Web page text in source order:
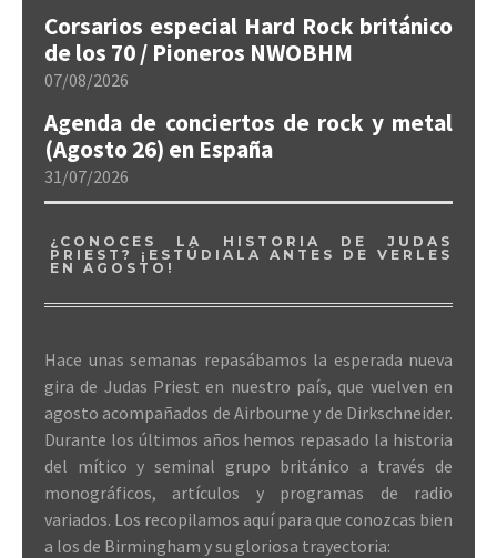
Corsarios especial Hard Rock británico
de los 70 / Pioneros NWOBHM
07/08/2026
Agenda de conciertos de rock y metal
(Agosto 26) en España
31/07/2026
¿CONOCES LA HISTORIA DE JUDAS
PRIEST? ¡ESTÚDIALA ANTES DE VERLES
EN AGOSTO!
Hace unas semanas repasábamos la esperada nueva
gira de Judas Priest en nuestro país, que vuelven en
agosto acompañados de Airbourne y de Dirkschneider.
Durante los últimos años hemos repasado la historia
del mítico y seminal grupo británico a través de
monográficos, artículos y programas de radio
variados. Los recopilamos aquí para que conozcas bien
a los de Birmingham y su gloriosa trayectoria: